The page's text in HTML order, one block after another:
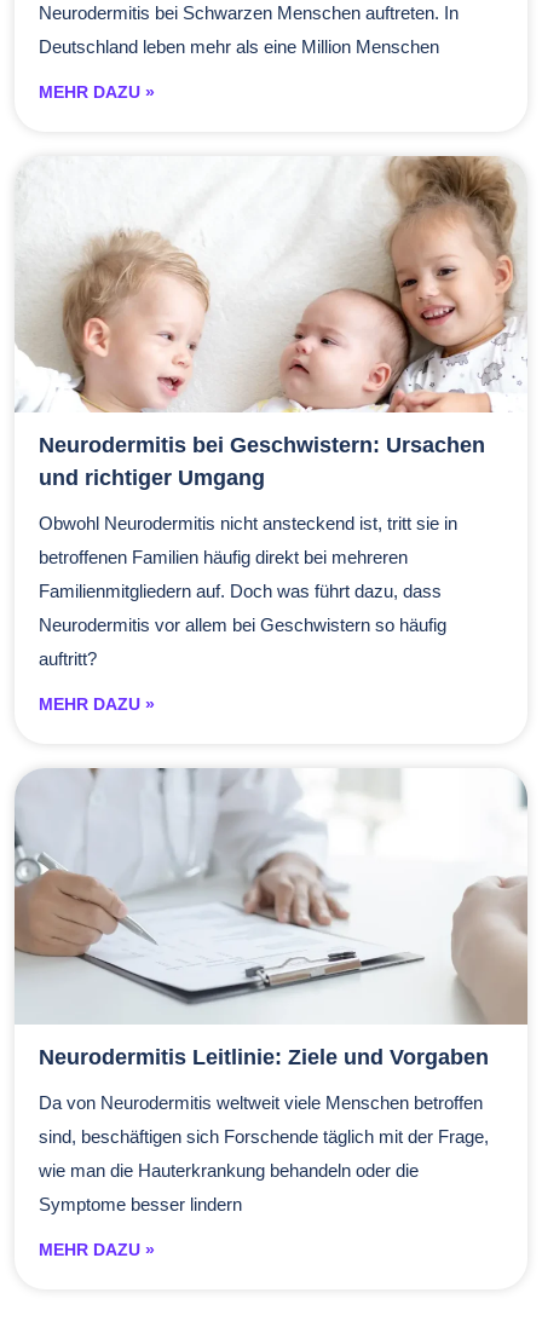
Neurodermitis bei Schwarzen Menschen auftreten. In
Deutschland leben mehr als eine Million Menschen
MEHR DAZU »
Neurodermitis bei Geschwistern: Ursachen
und richtiger Umgang
Obwohl Neurodermitis nicht ansteckend ist, tritt sie in
betroffenen Familien häufig direkt bei mehreren
Familienmitgliedern auf. Doch was führt dazu, dass
Neurodermitis vor allem bei Geschwistern so häufig
auftritt?
MEHR DAZU »
Neurodermitis Leitlinie: Ziele und Vorgaben
Da von Neurodermitis weltweit viele Menschen betroffen
sind, beschäftigen sich Forschende täglich mit der Frage,
wie man die Hauterkrankung behandeln oder die
Symptome besser lindern
MEHR DAZU »